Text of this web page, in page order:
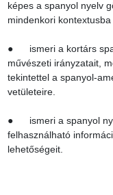
képes a spanyol nyelv
mindenkori
●      ismeri a kortárs
művészeti irányzatait,
tekintettel a spanyol-
vetületeire.
●      ismeri a spanyol
felhasználható
lehetőségeit.